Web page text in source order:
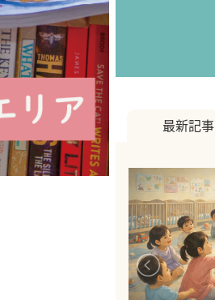
最新記事